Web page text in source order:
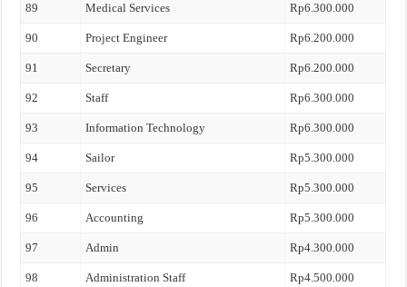
89 Medical Services Rp6.300.000
90 Project Engineer Rp6.200.000
91 Secretary Rp6.200.000
92 Staff Rp6.300.000
93 Information Technology Rp6.300.000
94 Sailor Rp5.300.000
95 Services Rp5.300.000
96 Accounting Rp5.300.000
97 Admin Rp4.300.000
98 Administration Staff Rp4.500.000